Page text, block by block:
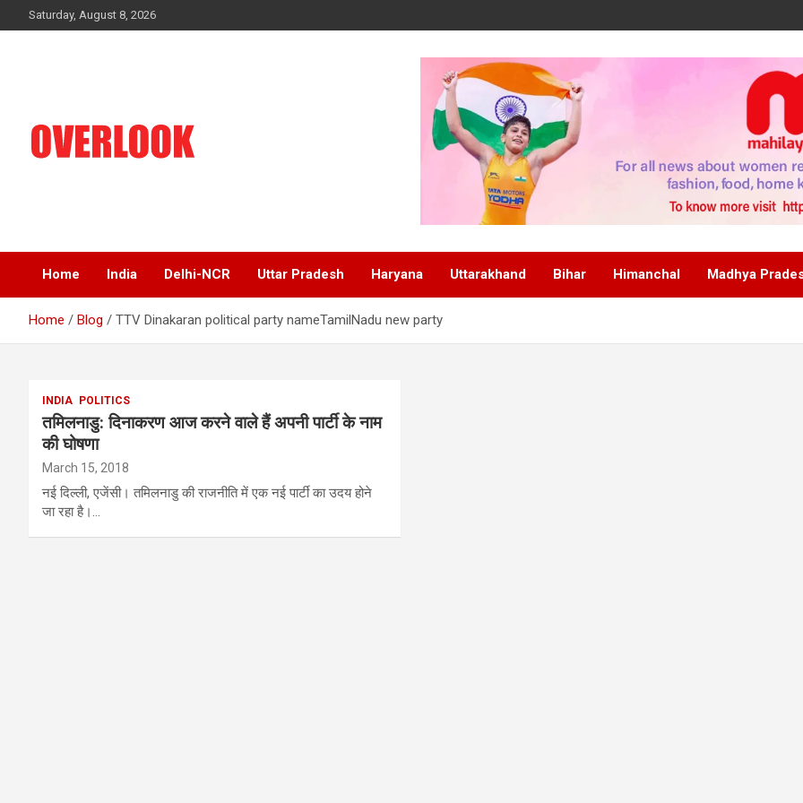
to
Saturday, August 8, 2026
Home India Delhi-NCR Uttar Pradesh Haryana Uttarakhand Bihar Himanchal Madhya
Home Blog TTV Dinakaran political party nameTamilNadu new party
INDIA POLITICS
तमिलनाडु: दिनाकरण आज करने वाले हैं अपनी पार्टी के नाम
की घोषणा
March 15, 2018
नई दिल्‍ली, एजेंसी। तमिलनाडु की राजनीति में एक नई पार्टी का उदय होने
जा रहा है।…